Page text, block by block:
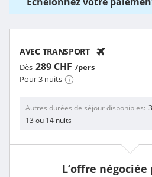
AVEC TRANSPORT
Dès 289 CHF /pers
Pour 3 nuits
Autres durées de séjour disponibles
13 ou 14 nuits
L’offre